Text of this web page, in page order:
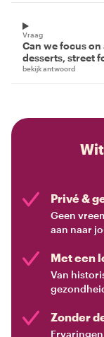
Vraag
Can we focus
desserts, street
bekijk antwoord
Privé &
Geen
aan naar
Met een
Van
Zonder